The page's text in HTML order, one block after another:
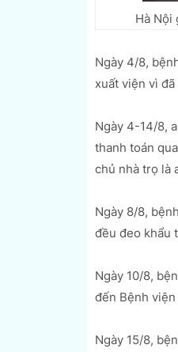
Hà Nội
Ngày 4/8,
xuất viện vì
Ngày 4-14/8,
thanh toán
chủ nhà trọ là
Ngày 8/8,
đều đeo khẩu
Ngày 10/8,
đến Bệnh
Ngày 15/8,